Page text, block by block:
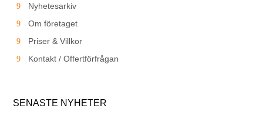
Nyhetesarkiv
Om företaget
Priser & Villkor
Kontakt / Offertförfrågan
SENASTE NYHETER